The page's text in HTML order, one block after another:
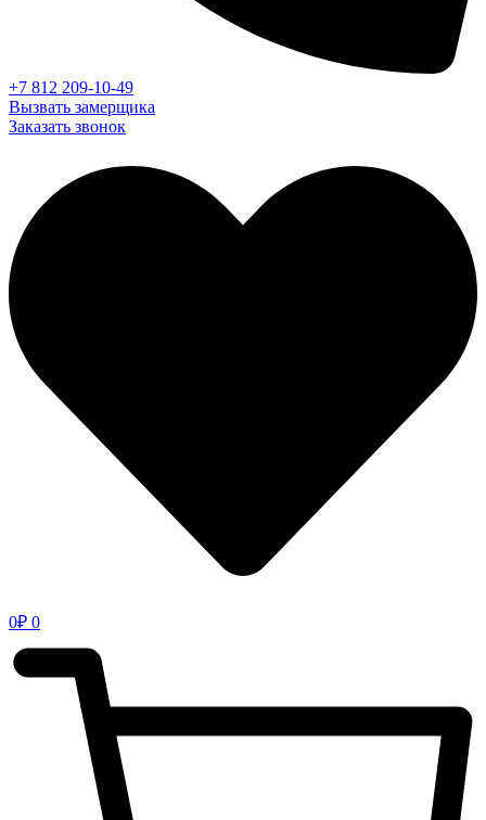
+7 812 209-10-49
Вызвать замерщика
Заказать звонок
0₽ 0